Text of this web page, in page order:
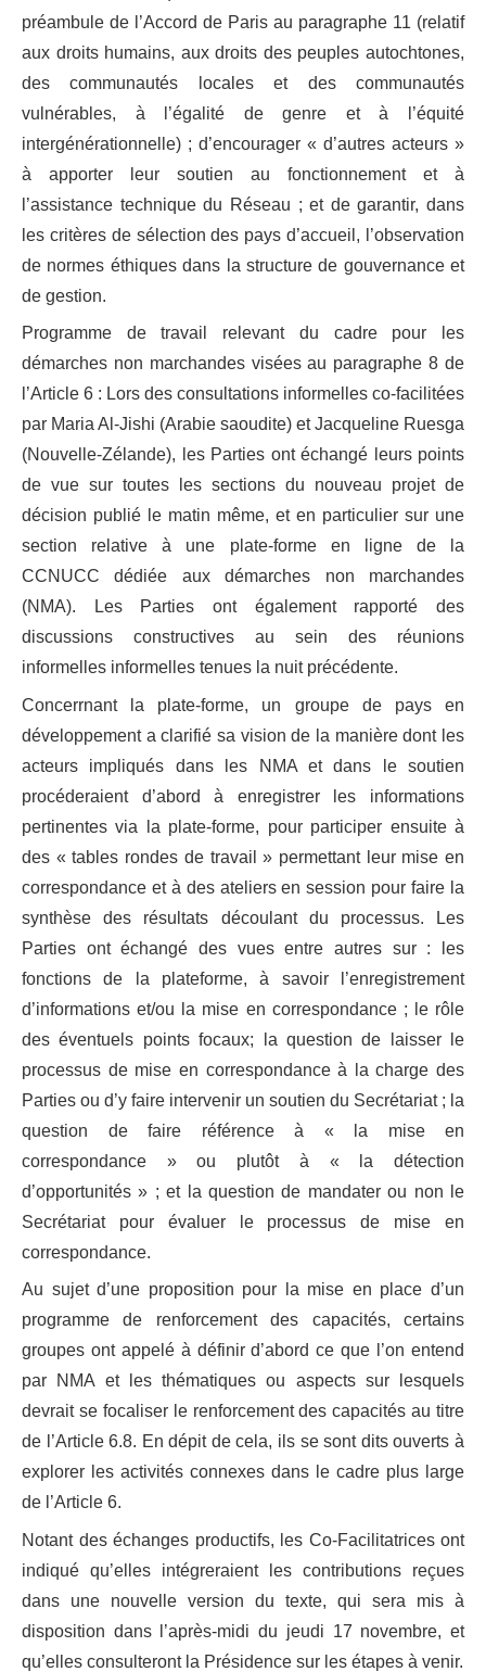
préambule de l’Accord de Paris au paragraphe 11 (relatif
aux droits humains, aux droits des peuples autochtones,
des communautés locales et des communautés
vulnérables, à l’égalité de genre et à l’équité
intergénérationnelle) ; d’encourager « d’autres acteurs »
à apporter leur soutien au fonctionnement et à
l’assistance technique du Réseau ; et de garantir, dans
les critères de sélection des pays d’accueil, l’observation
de normes éthiques dans la structure de gouvernance et
de gestion.
Programme de travail relevant du cadre pour les
démarches non marchandes visées au paragraphe 8 de
l’Article 6 : Lors des consultations informelles co-facilitées
par Maria Al-Jishi (Arabie saoudite) et Jacqueline Ruesga
(Nouvelle-Zélande), les Parties ont échangé leurs points
de vue sur toutes les sections du nouveau projet de
décision publié le matin même, et en particulier sur une
section relative à une plate-forme en ligne de la
CCNUCC dédiée aux démarches non marchandes
(NMA). Les Parties ont également rapporté des
discussions constructives au sein des réunions
informelles informelles tenues la nuit précédente.
Concerrnant la plate-forme, un groupe de pays en
développement a clarifié sa vision de la manière dont les
acteurs impliqués dans les NMA et dans le soutien
procéderaient d’abord à enregistrer les informations
pertinentes via la plate-forme, pour participer ensuite à
des « tables rondes de travail » permettant leur mise en
correspondance et à des ateliers en session pour faire la
synthèse des résultats découlant du processus. Les
Parties ont échangé des vues entre autres sur : les
fonctions de la plateforme, à savoir l’enregistrement
d’informations et/ou la mise en correspondance ; le rôle
des éventuels points focaux; la question de laisser le
processus de mise en correspondance à la charge des
Parties ou d’y faire intervenir un soutien du Secrétariat ; la
question de faire référence à « la mise en
correspondance » ou plutôt à « la détection
d’opportunités » ; et la question de mandater ou non le
Secrétariat pour évaluer le processus de mise en
correspondance.
Au sujet d’une proposition pour la mise en place d’un
programme de renforcement des capacités, certains
groupes ont appelé à définir d’abord ce que l’on entend
par NMA et les thématiques ou aspects sur lesquels
devrait se focaliser le renforcement des capacités au titre
de l’Article 6.8. En dépit de cela, ils se sont dits ouverts à
explorer les activités connexes dans le cadre plus large
de l’Article 6.
Notant des échanges productifs, les Co-Facilitatrices ont
indiqué qu’elles intégreraient les contributions reçues
dans une nouvelle version du texte, qui sera mis à
disposition dans l’après-midi du jeudi 17 novembre, et
qu’elles consulteront la Présidence sur les étapes à venir.